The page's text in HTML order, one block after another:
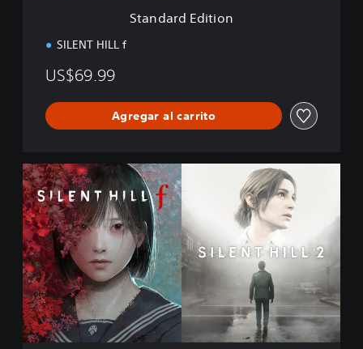
Standard Edition
SILENT HILL f
US$69.99
Agregar al carrito
S
t
a
n
d
a
r
d
D
u
a
l